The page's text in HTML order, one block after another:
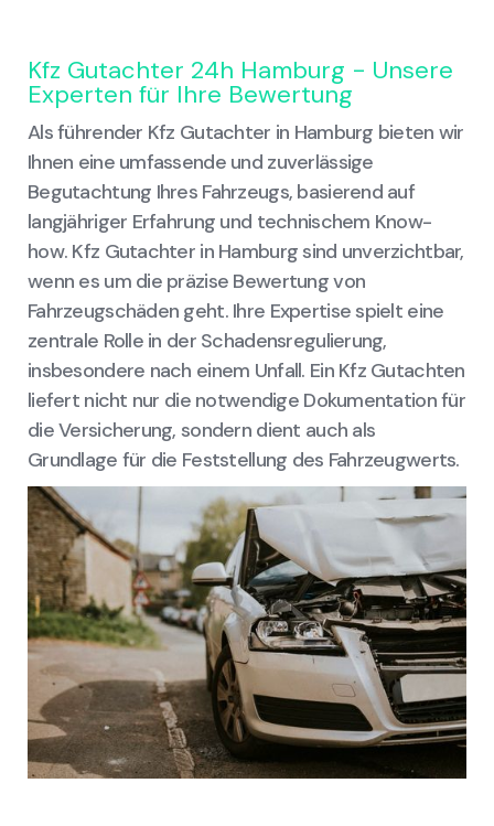
Kfz Gutachter 24h Hamburg - Unsere
Experten für Ihre Bewertung
Als führender Kfz Gutachter in Hamburg bieten wir
Ihnen eine umfassende und zuverlässige
Begutachtung Ihres Fahrzeugs, basierend auf
langjähriger Erfahrung und technischem Know-
how. Kfz Gutachter in Hamburg sind unverzichtbar,
wenn es um die präzise Bewertung von
Fahrzeugschäden geht. Ihre Expertise spielt eine
zentrale Rolle in der Schadensregulierung,
insbesondere nach einem Unfall. Ein Kfz Gutachten
liefert nicht nur die notwendige Dokumentation für
die Versicherung, sondern dient auch als
Grundlage für die Feststellung des Fahrzeugwerts.